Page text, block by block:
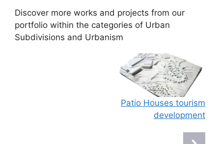
Discover more works and projects from our
portfolio within the categories of Urban
Subdivisions and Urbanism
Patio Houses tourism
development